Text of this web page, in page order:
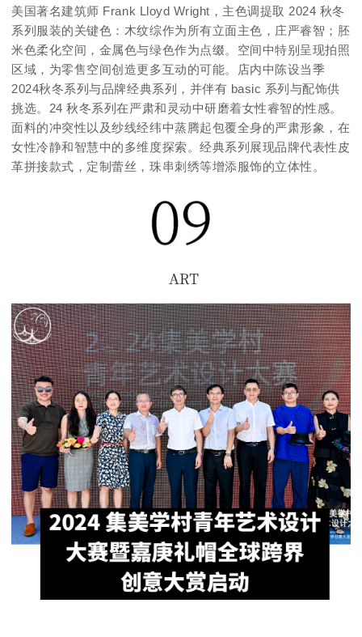
美国著名建筑师 Frank Lloyd Wright，主色调提取 2024 秋冬
系列服装的关键色： 木纹综作为所有立面主色，庄严睿智； 胚
米色柔化空间，金属色与绿色作为点缀。 空间中特别呈现拍照
区域，为零售空间创造更多互动的可能。
店内中陈设当季
2024秋冬系列与品牌经典系列，并伴有 basic 系列与配饰供
挑选。 24 秋冬系列在严肃和灵动中研磨着女性睿智的性感。
面料的冲突性以及纱线经纬中蒸腾起包覆全身的严肃形象，在
女性冷静和智慧中的多维度探索。经典系列展现品牌代表性皮
革拼接款式，定制蕾丝，珠串刺绣等增添服饰的立体性。